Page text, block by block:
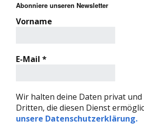
Abonniere unseren Newsletter
Vorname
E-Mail *
Wir halten deine Daten privat
Dritten, die diesen Dienst
unsere Datenschutzerklärung.